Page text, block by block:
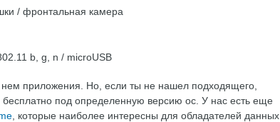
/ фронтальная камера
b, g, n / microUSB
нем приложения. Но, если ты не нашел подходящего,
бесплатно под определенную версию ос. У нас есть еще
, которые наиболее интересны для обладателей данных